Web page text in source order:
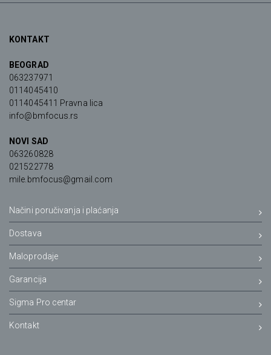
KONTAKT
BEOGRAD
063237971
0114045410
0114045411 Pravna lica
info@bmfocus.rs
NOVI SAD
063260828
021522778
mile.bmfocus@gmail.com
Načini poručivanja i plaćanja
Dostava
Maloprodaje
Garancija
Sigma Pro centar
Kontakt